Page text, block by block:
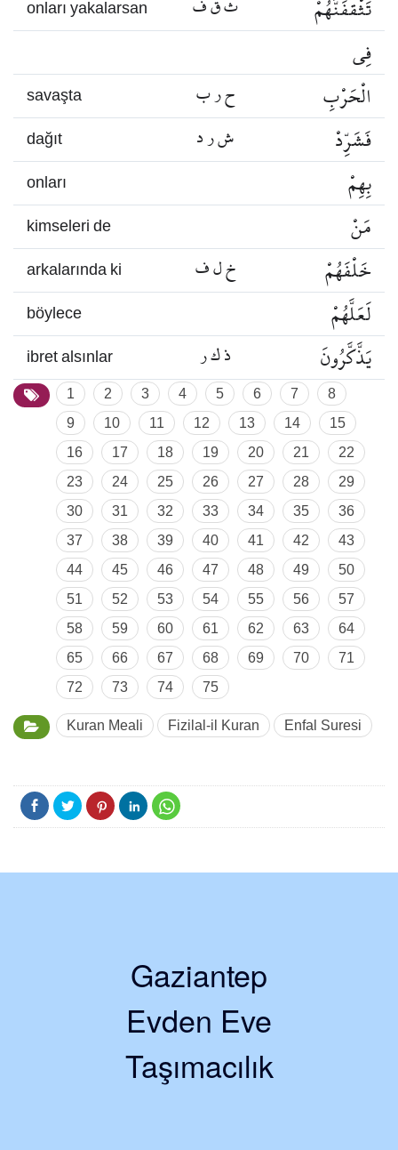
onları yakalarsan
تَثْقَفَنَّهُمْ
فِي
savaşta ح ر ب الْحَرْبِ
dağıt ش ر د فَشَرِّدْ
onları بِهِمْ
kimseleri de مَنْ
arkalarında ki خ ل ف خَلْفَهُمْ
böylece لَعَلَّهُمْ
ibret alsınlar ذ ك ر يَذَّكَّرُونَ
1 2 3 4 5 6 7
8
9
10 11 12 13 14
15
16
17 18 19 20 21
22
23
24 25 26 27 28
29
30
31 32 33 34 35
36
37
38 39 40 41 42
43
44
45 46 47 48 49
50
51
52 53 54 55 56
57
58
59 60 61 62 63
64
65
66 67 68 69 70
71
72
73 74 75
Kuran Meali Fizilal-il Kuran Enfal Suresi
Gaziantep
Evden Eve
Taşımacılık